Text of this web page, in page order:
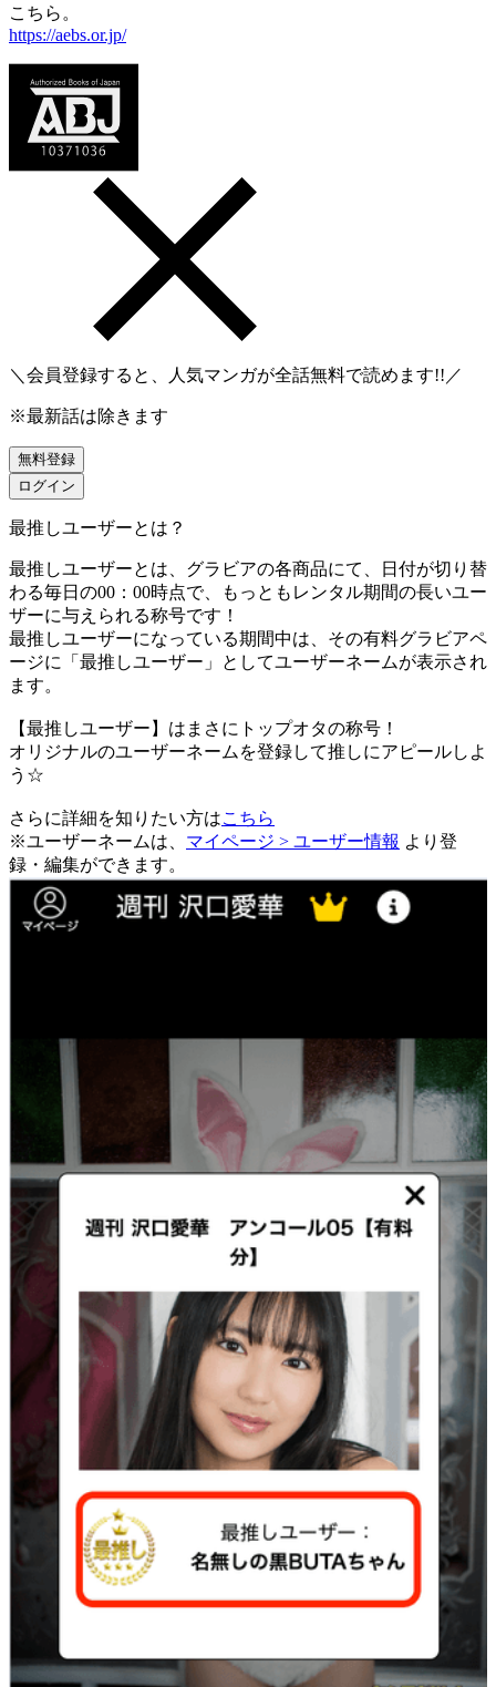
こちら。
https://aebs.or.jp/
＼会員登録すると、人気マンガが全話無料で読めます!!／
※最新話は除きます
無料登録
ログイン
最推しユーザーとは？
最推しユーザーとは、グラビアの各商品にて、日付が切り替
わる毎日の00：00時点で、
もっともレンタル期間の長いユー
ザーに与えられる称号です！
最推しユーザーになっている期間中は、 その有料グラビアペ
ージに「最推しユーザー」としてユーザーネームが表示され
ます。
【最推しユーザー】はまさにトップオタの称号！
オリジナルのユーザーネームを登録して推しにアピールしよ
う☆
さらに詳細を知りたい方はこちら
※ユーザーネームは、 マイページ > ユーザー情報 より登
録・編集ができます。